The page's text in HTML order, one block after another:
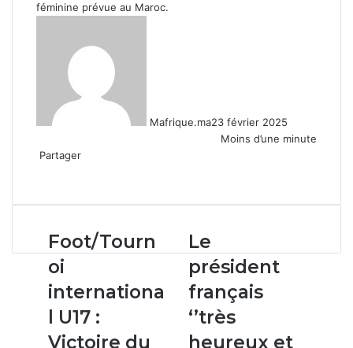
féminine prévue au Maroc.
Mafrique.ma23 février 2025
Moins d’une minute
Partager
email
Foot/Tournoi
international
U17
:
Victoire
Maroc
Foot/Tourn
oi
internationa
l U17 :
Victoire du
Le
président
français
‘’très
heureux
et
très
Le
président
français
‘’très
heureux et